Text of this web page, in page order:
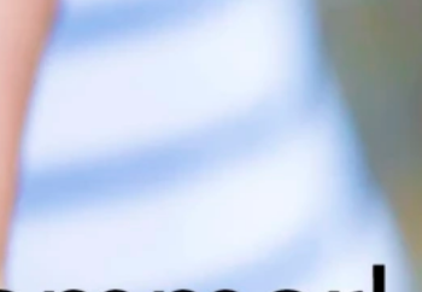
lämna dina uppgifter så kontaktar vi dig.
Gå till entrépartier